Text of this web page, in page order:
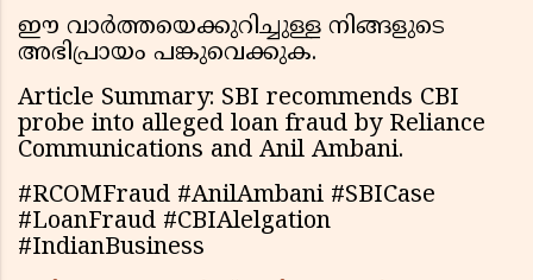
ഈ വാർത്തയെക്കുറിച്ചുള്ള നിങ്ങളുടെ
അഭിപ്രായം പങ്കുവെക്കുക.
Article Summary: SBI recommends CBI
probe into alleged loan fraud by Reliance
Communications and Anil Ambani.
#RCOMFraud #AnilAmbani #SBICase
#LoanFraud #CBIAlelgation
#IndianBusiness